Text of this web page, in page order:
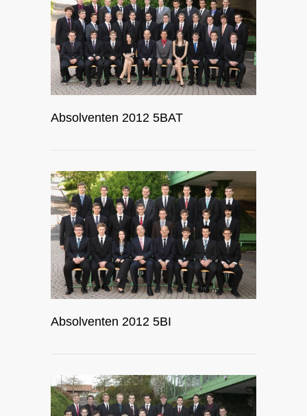
Absolventen 2012 5BAT
Absolventen 2012 5BI